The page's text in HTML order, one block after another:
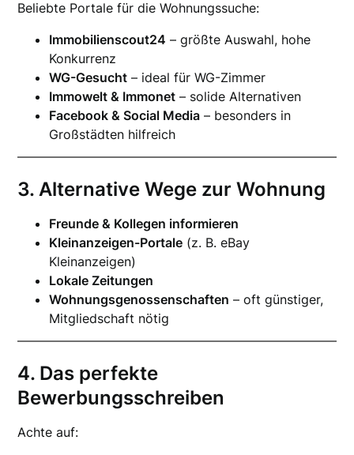
Beliebte Portale für die Wohnungssuche:
Immobilienscout24 – größte Auswahl, hohe
Konkurrenz
WG-Gesucht – ideal für WG-Zimmer
Immowelt & Immonet – solide Alternativen
Facebook & Social Media – besonders in
Großstädten hilfreich
3. Alternative Wege zur Wohnung
Freunde & Kollegen informieren
Kleinanzeigen-Portale (z. B. eBay
Kleinanzeigen)
Lokale Zeitungen
Wohnungsgenossenschaften – oft günstiger,
Mitgliedschaft nötig
4. Das perfekte
Bewerbungsschreiben
Achte auf: